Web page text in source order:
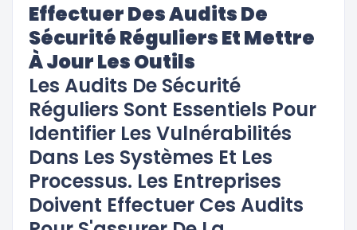
Effectuer Des Audits De
Sécurité Réguliers Et Mettre
À Jour Les Outils
Les Audits De Sécurité
Réguliers Sont Essentiels Pour
Identifier Les Vulnérabilités
Dans Les Systèmes Et Les
Processus. Les Entreprises
Doivent Effectuer Ces Audits